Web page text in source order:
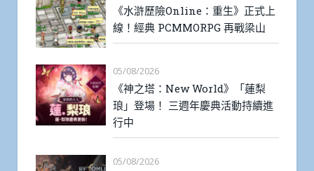
《水滸歷險Online：重生》正式上
線！經典 PCMMORPG 再戰梁山
05/08/2026
《神之塔：New World》「蓮梨
琅」登場！ 三週年慶典活動持續進
行中
05/08/2026